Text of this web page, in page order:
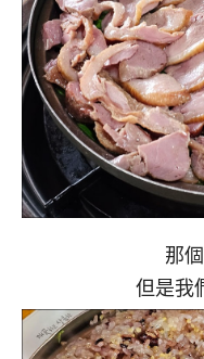
那
但是我